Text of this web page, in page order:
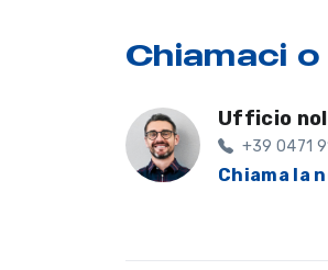
Chiamaci o
Ufficio
+39 0471
Chiama la